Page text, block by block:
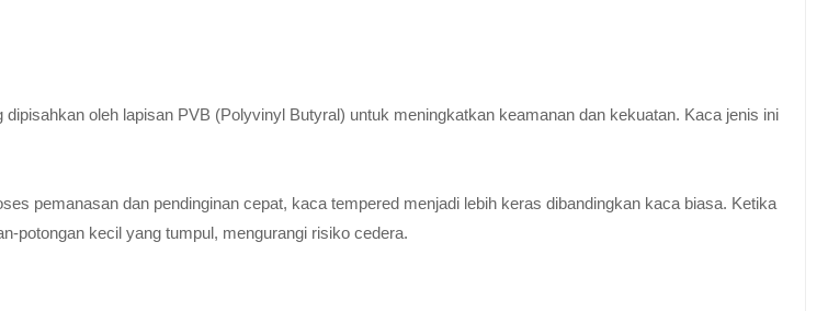
oleh lapisan PVB (Polyvinyl Butyral) untuk meningkatkan keamanan dan kekuatan. Kaca jenis ini
pemanasan dan pendinginan cepat, kaca tempered menjadi lebih keras dibandingkan kaca biasa. Ketika
potongan kecil yang tumpul, mengurangi risiko cedera.